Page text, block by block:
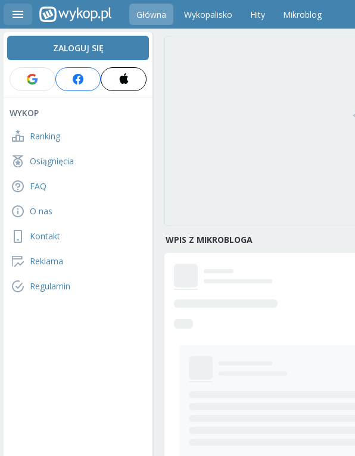
Główna Wykopalisko Hity Mikroblog
ZALOGUJ SIĘ
WYKOP
Ranking
Osiągnięcia
FAQ
O nas
Kontakt
Reklama
Regulamin
WPIS Z MIKROBLOGA